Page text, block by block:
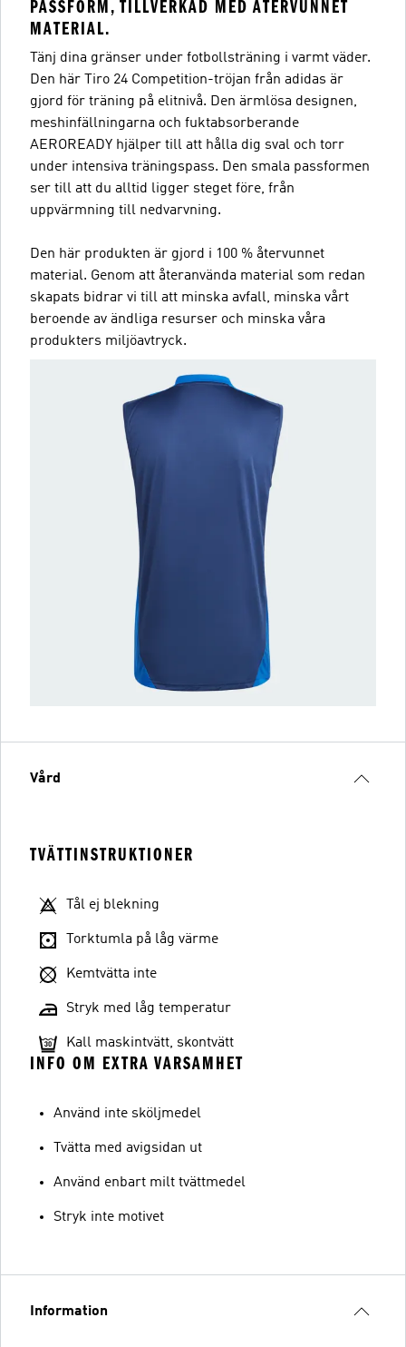
PASSFORM, TILLVERKAD MED ÅTERVUNNET
MATERIAL.
Tänj dina gränser under fotbollsträning i varmt väder.
Den här Tiro 24 Competition-tröjan från adidas är
gjord för träning på elitnivå. Den ärmlösa designen,
meshinfällningarna och fuktabsorberande
AEROREADY hjälper till att hålla dig sval och torr
under intensiva träningspass. Den smala passformen
ser till att du alltid ligger steget före, från
uppvärmning till nedvarvning.
Den här produkten är gjord i 100 % återvunnet
material. Genom att återanvända material som redan
skapats bidrar vi till att minska avfall, minska vårt
beroende av ändliga resurser och minska våra
produkters miljöavtryck.
Vård
TVÄTTINSTRUKTIONER
Tål ej blekning
Torktumla på låg värme
Kemtvätta inte
Stryk med låg temperatur
Kall maskintvätt, skontvätt
INFO OM EXTRA VARSAMHET
Använd inte sköljmedel
Tvätta med avigsidan ut
Använd enbart milt tvättmedel
Stryk inte motivet
Information